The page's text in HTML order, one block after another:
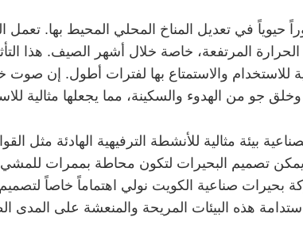
حيوياً في تعديل المناخ المحلي المحيط بها. تعمل
المرتفعة، خاصة خلال أشهر الصيف. هذا
للاستخدام والاستمتاع بها لفترات أطول. إن صوت
جو من الهدوء والسكينة، مما يجعلها مثالية
بيئة مثالية للأنشطة الترفيهية الهادئة
يمكن تصميم البحيرات لتكون محاطة بممرات
صناعية الكويت نولي اهتماماً خاصاً لتصميم
هذه البيئات المريحة والمنعشة على المدى